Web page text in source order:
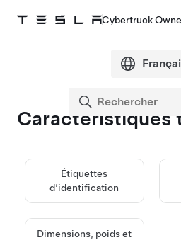
Cybertruck
Caractéristiques
Étiquettes
d’identification
Dimensions, poids et